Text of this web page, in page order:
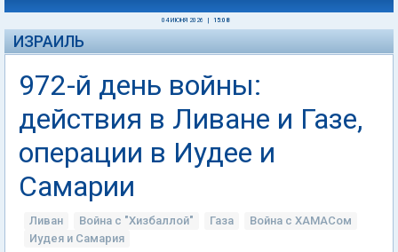
04 ИЮНЯ 2026 15:08
ИЗРАИЛЬ
972-й день войны:
действия в Ливане и Газе,
операции в Иудее и
Самарии
Ливан Война с "Хизбаллой" Газа
Война с ХАМАСом
Иудея и Самария